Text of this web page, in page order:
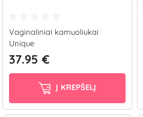
Vaginaliniai kamuoliukai
Unique
37.95 €
Į KREPŠELĮ